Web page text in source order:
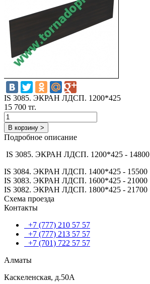
IS 3085. ЭКРАН ЛДСП. 1200*425
15 700 тг.
В корзину >
Подробное описание
IS 3085. ЭКРАН ЛДСП. 1200*425 - 14800
IS 3084. ЭКРАН ЛДСП. 1400*425 - 15500
IS 3083. ЭКРАН ЛДСП. 1600*425 - 21000
IS 3082. ЭКРАН ЛДСП. 1800*425 - 21700
Схема проезда
Контакты
+7 (777) 210 57 57
+7 (777) 213 57 57
+7 (701) 722 57 57
Алматы
Каскеленская, д.50А